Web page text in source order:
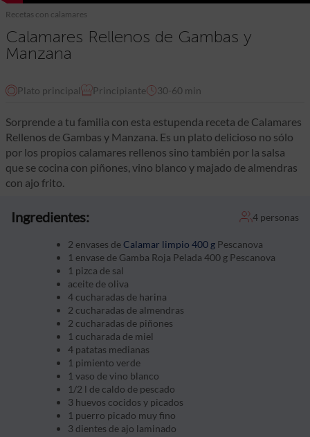
Recetas con calamares
Calamares Rellenos de Gambas y
Manzana
Plato principal Principiante 30-60 min
Sorprende a tu familia con esta estupenda receta de Calamares
Rellenos de Gambas y Manzana. Es un plato delicioso no sólo
por los propios calamares rellenos sino también por la salsa
que se cocina con piñones, vino blanco y majado de almendras
con ajo frito.
Ingredientes: 4 personas
2 envases de Calamar limpio 400 g Pescanova
1 envase de Gamba Roja Pelada 400 g Pescanova
1 pizca de sal
aceite de oliva
4 cucharadas de harina
2 cucharadas de almendras
2 cucharadas de piñones
1 cucharada de miel
4 patatas medianas
1 pimiento verde
1 vaso de vino blanco
1/2 l de caldo de pescado
3 huevos cocidos y picados
1 puerro picado muy fino
3 dientes de ajo laminado